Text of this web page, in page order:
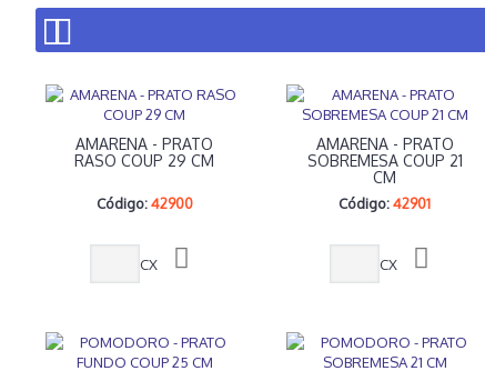
AMARENA - PRATO
RASO COUP 29 CM
Código:42900
CX
AMARENA - PRATO
SOBREMESA COUP 21
CM
Código: 42901
CX